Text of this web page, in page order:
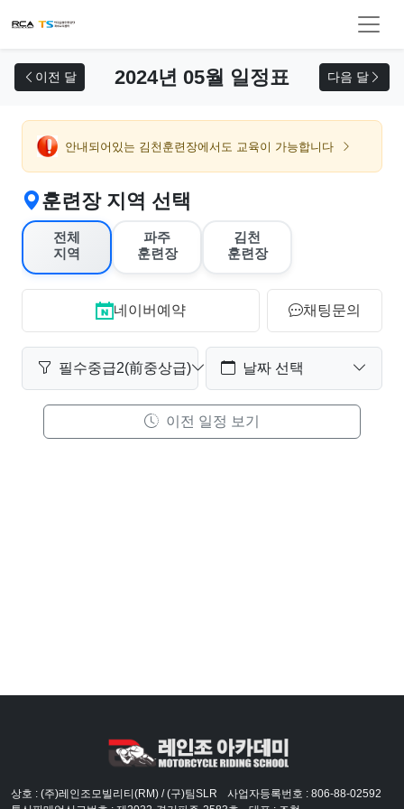
이전 달 2024년 05월 일정표 다음 달
안내되어있는 김천훈련장에서도 교육이 가능합니다
훈련장 지역 선택
전체
지역
파주
훈련장
김천
훈련장
네이버예약 채팅문의
필수중급2(前중상급) 날짜 선택
이전 일정 보기
상호 : (주)레인조모빌리티(RM) / (구)팀SLR
사업자등록번호 : 806-88-02592